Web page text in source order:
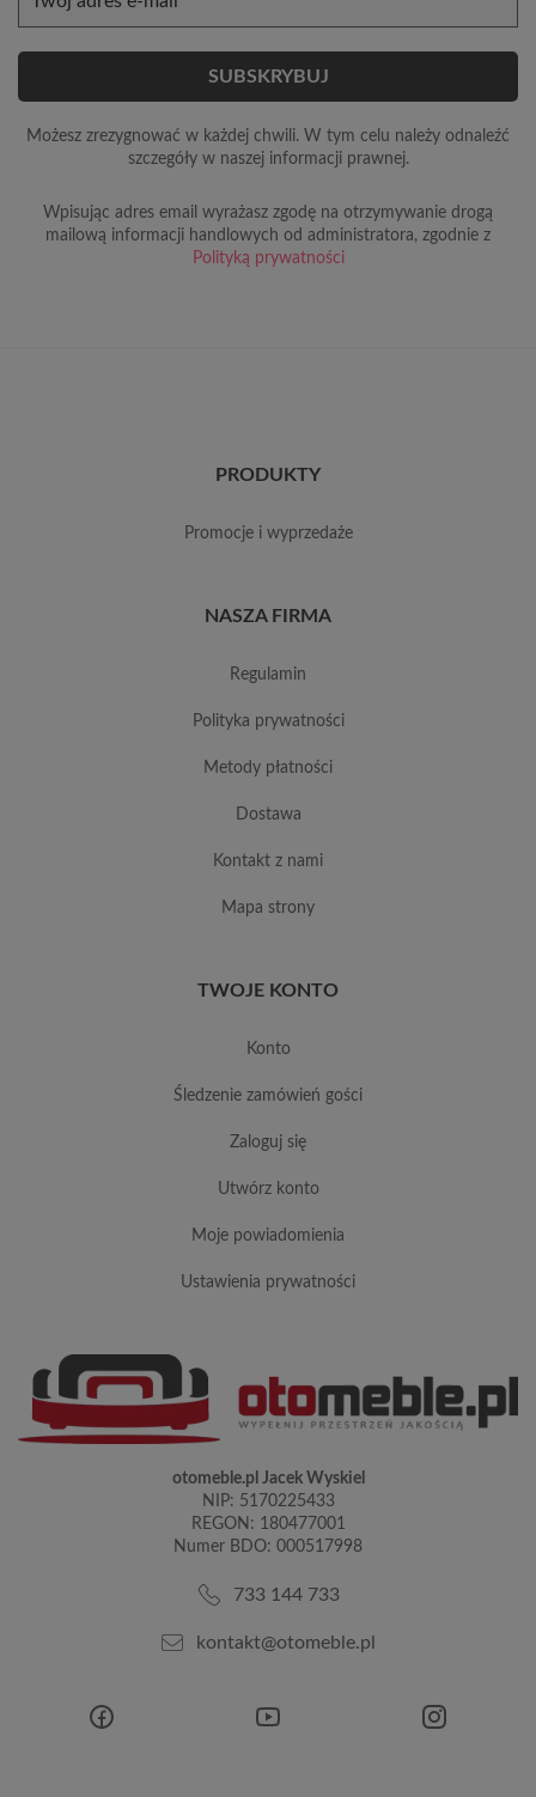
Możesz zrezygnować w każdej chwili. W tym celu należy odnaleźć
szczegóły w naszej informacji prawnej.
Wpisując adres email wyrażasz zgodę na otrzymywanie drogą
mailową informacji handlowych od administratora, zgodnie z
Polityką prywatności
PRODUKTY
promocje i wyprzedaże
NASZA FIRMA
regulamin
polityka prywatności
metody płatności
dostawa
kontakt z nami
mapa strony
TWOJE KONTO
konto
śledzenie zamówień gości
zaloguj się
utwórz konto
moje powiadomienia
ustawienia prywatności
otomeble.pl Jacek Wyskiel
NIP: 5170225433
REGON: 180477001
Numer BDO: 000517998
733 144 733
kontakt@otomeble.pl